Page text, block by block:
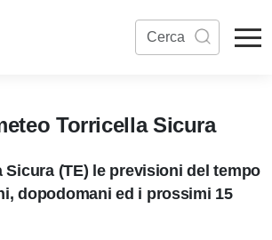
Torricella Sicura
Sicura (TE) le previsioni del tempo
dopodomani ed i prossimi 15